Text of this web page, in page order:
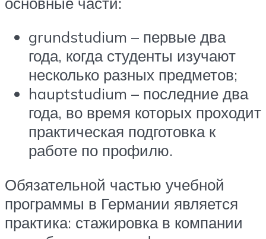
grundstudium – первые два
года, когда студенты изучают
несколько разных предметов;
hauptstudium – последние два
года, во время которых проходит
практическая подготовка к
работе по профилю.
Обязательной частью учебной
программы в Германии является
практика: стажировка в компании